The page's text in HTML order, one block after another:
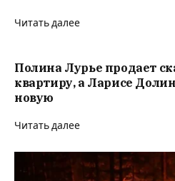
Читать далее
Полина Лурье продает
квартиру, а Ларисе
новую
Читать далее